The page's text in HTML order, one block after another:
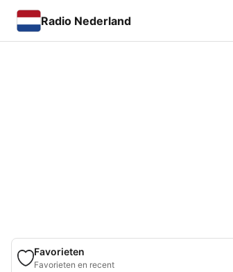
Radio Nederland
Favorieten
Favorieten en recent